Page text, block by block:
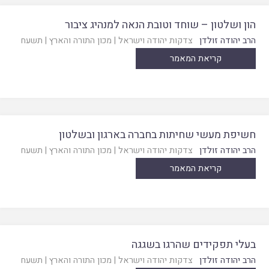
הון ושלטון – שוחד וטובת הנאה למנהיג ציבור
הרב יהודה זולדן צדקות יהודה וישראל | מכון התורה והארץ | תשעח
קריאת המאמר
חשיפת מעשי שחיתות בחברה בארגון ובשלטון
הרב יהודה זולדן צדקות יהודה וישראל | מכון התורה והארץ | תשעח
קריאת המאמר
בעלי תפקידים שהרגו בשגגה
הרב יהודה זולדן צדקות יהודה וישראל | מכון התורה והארץ | תשעח